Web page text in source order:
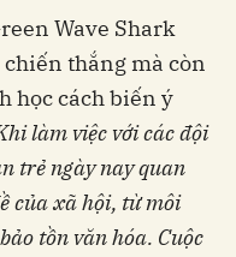
Wave Shark
thắng mà còn
học cách biến ý
làmviệcvớicácđội
trẻngàynayquan
củaxãhội, từmôi
bảo tồnvănhóa. Cuộc